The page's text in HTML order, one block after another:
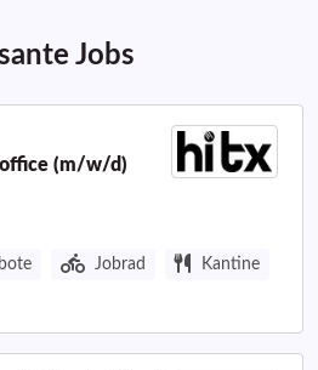
Jobs
(m/w/d)
Jobrad Kantine